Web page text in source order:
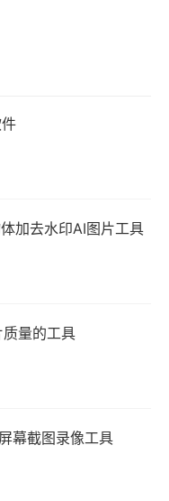
加去水印AI图片工具
量的工具
幕截图录像工具